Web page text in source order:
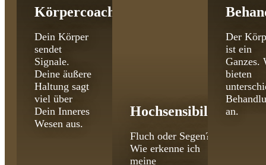
Körpercoaching
Dein Körper
sendet
Signale.
Deine äußere
Haltung sagt
viel über
Dein Inneres
Wesen aus.
Hochsensibilität
Fluch oder Segen?
Wie erkenne ich
meine
Der
ist ein
Ganzes.
bieten
an.